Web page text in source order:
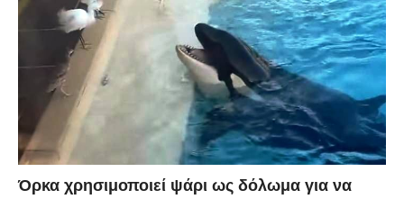
Όρκα χρησιμοποιεί ψάρι ως δόλωμα για να